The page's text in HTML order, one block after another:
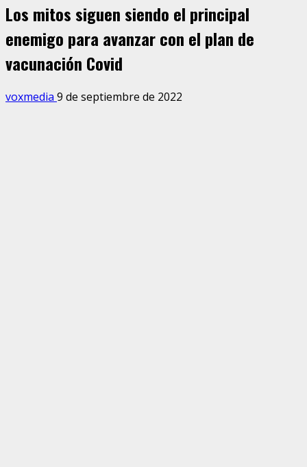
Los mitos siguen siendo el principal
enemigo para avanzar con el plan de
vacunación Covid
voxmedia 9 de septiembre de 2022